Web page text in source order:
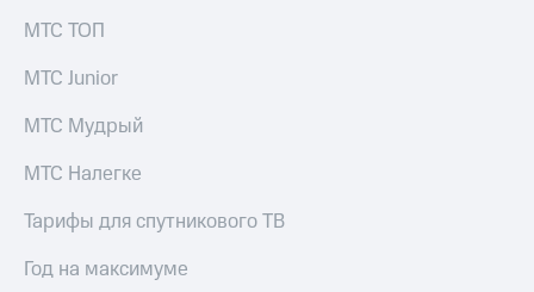
МТС ТОП
МТС Junior
МТС Мудрый
МТС Налегке
Тарифы для спутникового ТВ
Год на максимуме